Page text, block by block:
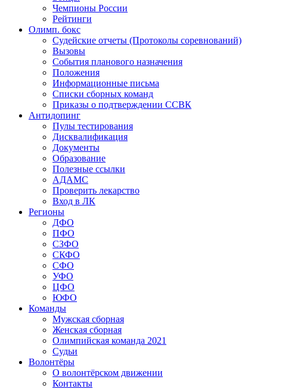
Чемпионы России
Рейтинги
Олимп. бокс
Судейские отчеты (Протоколы соревнований)
Вызовы
События планового назначения
Положения
Информационные письма
Списки сборных команд
Приказы о подтверждении ССВК
Антидопинг
Пулы тестирования
Дисквалификация
Документы
Образование
Полезные ссылки
АДАМС
Проверить лекарство
Вход в ЛК
Регионы
ДФО
ПФО
СЗФО
СКФО
СФО
УФО
ЦФО
ЮФО
Команды
Мужская сборная
Женская сборная
Олимпийская команда 2021
Судьи
Волонтёры
О волонтёрском движении
Контакты